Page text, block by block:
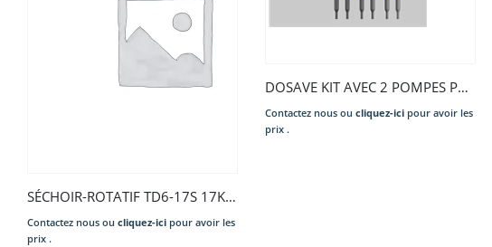
SÉCHOIR-ROTATIF TD6-17S 17KG TAMB.GALVA EL 13,5KW 400/50/3N COMPASS PRO 6L80 2.E/S ARGE/GALVA PORT.DROI. P.EXT. INV.RO..
Contactez nous ou cliquez-ici pour avoir les
prix .
DOSAVE KIT AVEC 2 POMPES POUR CLARUS VIBE 350 ML/MIN 220-230V/50/60HZ
Contactez nous ou cliquez-icipour avoir les
prix .